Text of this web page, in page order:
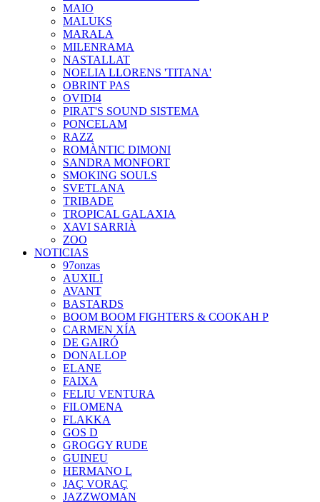
MAIO
MALUKS
MARALA
MILENRAMA
NASTALLAT
NOELIA LLORENS 'TITANA'
OBRINT PAS
OVIDI4
PIRAT'S SOUND SISTEMA
PONCELAM
RAZZ
ROMÀNTIC DIMONI
SANDRA MONFORT
SMOKING SOULS
SVETLANA
TRIBADE
TROPICAL GALAXIA
XAVI SARRIÀ
ZOO
NOTICIAS
97onzas
AUXILI
AVANT
BASTARDS
BOOM BOOM FIGHTERS & COOKAH P
CARMEN XÍA
DE GAIRÓ
DONALLOP
ELANE
FAIXA
FELIU VENTURA
FILOMENA
FLAKKA
GOS D
GROGGY RUDE
GUINEU
HERMANO L
JAÇ VORAÇ
JAZZWOMAN